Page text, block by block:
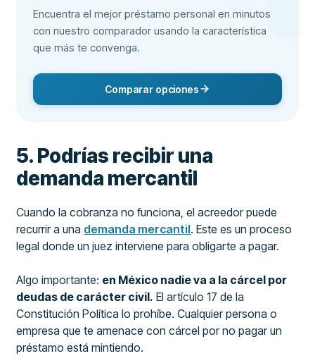
Encuentra el mejor préstamo personal en minutos
con nuestro comparador usando la característica
que más te convenga.
Comparar opciones
5. Podrías recibir una
demanda mercantil
Cuando la cobranza no funciona, el acreedor puede
recurrir a una demanda mercantil. Este es un proceso
legal donde un juez interviene para obligarte a pagar.
Algo importante: en México nadie va a la cárcel por
deudas de carácter civil. El artículo 17 de la
Constitución Política lo prohíbe. Cualquier persona o
empresa que te amenace con cárcel por no pagar un
préstamo está mintiendo.